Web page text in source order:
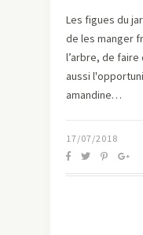
Les figues du
de les manger
l’arbre, de
aussi
amandine…
17/07/2018